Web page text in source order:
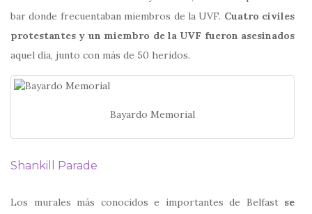
bar donde frecuentaban miembros de la UVF. Cuatro civiles
protestantes y un miembro de la UVF fueron asesinados
aquel día, junto con más de 50 heridos.
Bayardo Memorial
Shankill Parade
Los murales más conocidos e importantes de Belfast se